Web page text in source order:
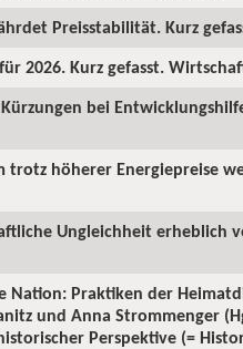
Preisstabilität. Kurz
2026. Kurz gefasst.
bei
trotz höherer Energiepreise
Ungleichheit erheblich
Nation: Praktiken der
und Anna Strommenger
Perspektive (=